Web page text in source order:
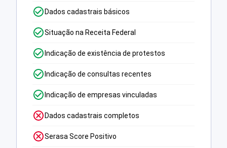
Dados cadastrais básicos
Situação na Receita Federal
Indicação de existência de protestos
Indicação de consultas recentes
Indicação de empresas vinculadas
Dados cadastrais completos
Serasa Score Positivo